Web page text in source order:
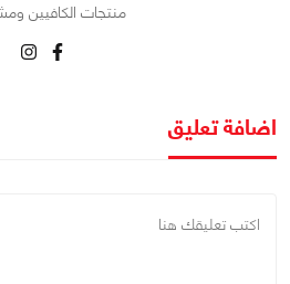
منتجات الكافيين
اضافة تعليق